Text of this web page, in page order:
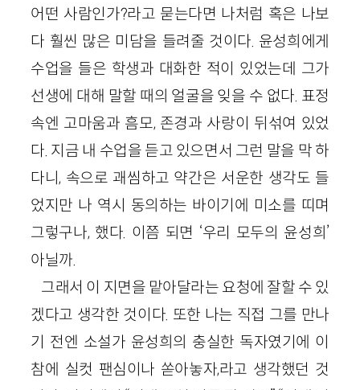
어떤 사람인가?라고 묻는다면 나처럼 혹은 나보
다 훨씬 많은 미담을 들려줄 것이다. 윤성희에게
수업을 들은 학생과 대화한 적이 있었는데 그가
선생에 대해 말할 때의 얼굴을 잊을 수 없다. 표정
속엔 고마움과 흠모, 존경과 사랑이 뒤섞여 있었
다. 지금 내 수업을 듣고 있으면서 그런 말을 막 하
다니, 속으로 괘씸하고 약간은 서운한 생각도 들
었지만 나 역시 동의하는 바이기에 미소를 띠며
그렇구나, 했다. 이쯤 되면 ‘우리 모두의 윤성희’
아닐까.
그래서 이 지면을 맡아달라는 요청에 잘할 수 있
겠다고 생각한 것이다. 또한 나는 직접 그를 만나
기 전엔 소설가 윤성희의 충실한 독자였기에 이
참에 실컷 팬심이나 쏟아놓자,라고 생각했던 것